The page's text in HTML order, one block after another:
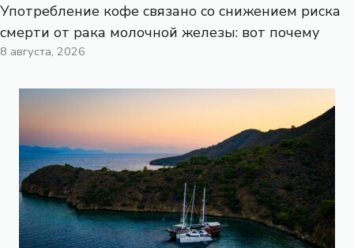
Употребление кофе связано со снижением риска
смерти от рака молочной железы: вот почему
8 августа, 2026